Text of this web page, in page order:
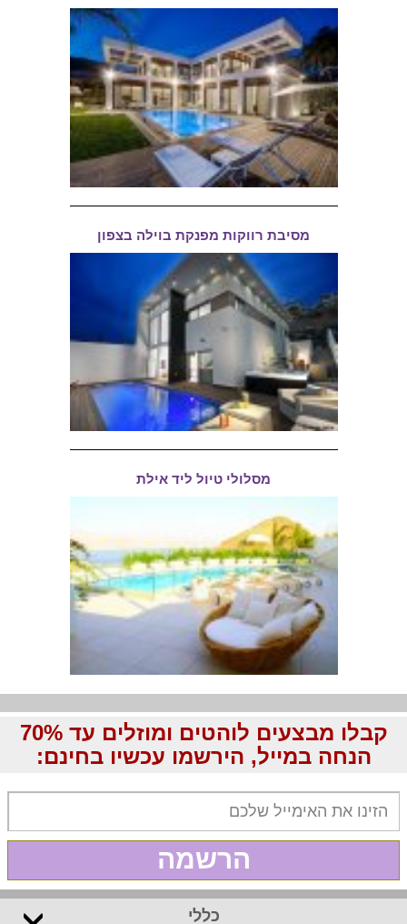
מסיבת רווקות מפנקת בוילה בצפון
מסלולי טיול ליד אילת
קבלו מבצעים לוהטים ומוזלים עד 70%
הנחה במייל, הירשמו עכשיו בחינם:
הרשמה
כללי